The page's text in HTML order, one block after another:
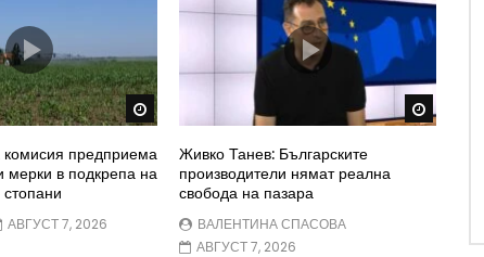
Watch Later
комисия предприема
мерки в подкрепа на
АВГУСТ 7, 2026
Watch
Живко Танев: Българските
производители нямат реална
свобода на пазара
ВАЛЕНТИНА СПАСОВА
АВГУСТ 7, 2026